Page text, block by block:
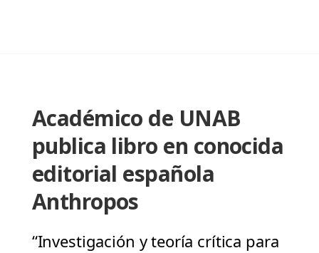
Académico de UNAB
publica libro en conocida
editorial española
Anthropos
“Investigación y teoría crítica para